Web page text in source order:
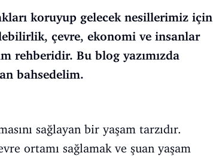
koruyup gelecek nesillerimiz için
çevre, ekonomi ve insanlar
rehberidir. Bu blog yazımızda
bahsedelim.
sağlayan bir yaşam tarzıdır.
ortamı sağlamak ve şuan yaşam